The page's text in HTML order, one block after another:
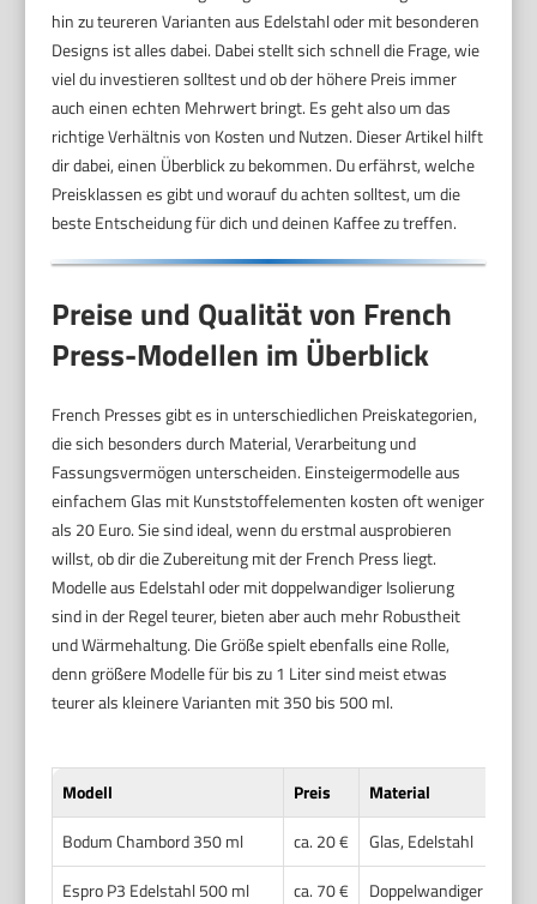
hin zu teureren Varianten aus Edelstahl oder mit besonderen
Designs ist alles dabei. Dabei stellt sich schnell die Frage, wie
viel du investieren solltest und ob der höhere Preis immer
auch einen echten Mehrwert bringt. Es geht also um das
richtige Verhältnis von Kosten und Nutzen. Dieser Artikel hilft
dir dabei, einen Überblick zu bekommen. Du erfährst, welche
Preisklassen es gibt und worauf du achten solltest, um die
beste Entscheidung für dich und deinen Kaffee zu treffen.
Preise und Qualität von French
Press-Modellen im Überblick
French Presses gibt es in unterschiedlichen Preiskategorien,
die sich besonders durch Material, Verarbeitung und
Fassungsvermögen unterscheiden. Einsteigermodelle aus
einfachem Glas mit Kunststoffelementen kosten oft weniger
als 20 Euro. Sie sind ideal, wenn du erstmal ausprobieren
willst, ob dir die Zubereitung mit der French Press liegt.
Modelle aus Edelstahl oder mit doppelwandiger Isolierung
sind in der Regel teurer, bieten aber auch mehr Robustheit
und Wärmehaltung. Die Größe spielt ebenfalls eine Rolle,
denn größere Modelle für bis zu 1 Liter sind meist etwas
teurer als kleinere Varianten mit 350 bis 500 ml.
Modell Preis
Material
Bodum Chambord 350 ml
ca. 20 €
Glas, Edelstahl
Espro P3 Edelstahl 500 ml
ca. 70 €
Doppelwandiger